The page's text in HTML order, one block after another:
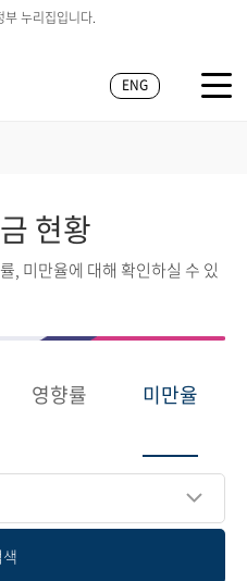
부 누리집입니다.
ENG
현황
, 미만율에 대해 확인하실 수 있
영향률 미만율